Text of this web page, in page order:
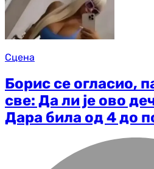
Сцена
Борис се огласио,
све: Да ли је ово
Дара била од 4 до